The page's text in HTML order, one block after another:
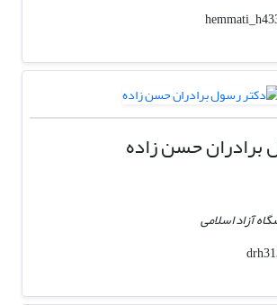
برادران حسن زاده
آزاد اسلامی